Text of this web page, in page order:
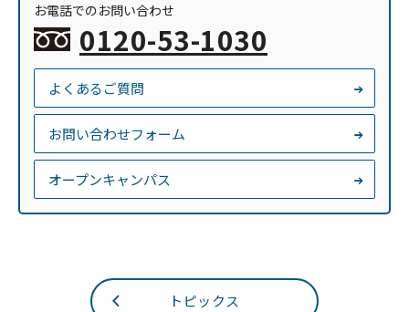
お電話でのお問い合わせ
0120-53-1030
よくあるご質問
お問い合わせフォーム
オープンキャンパス
トピックス